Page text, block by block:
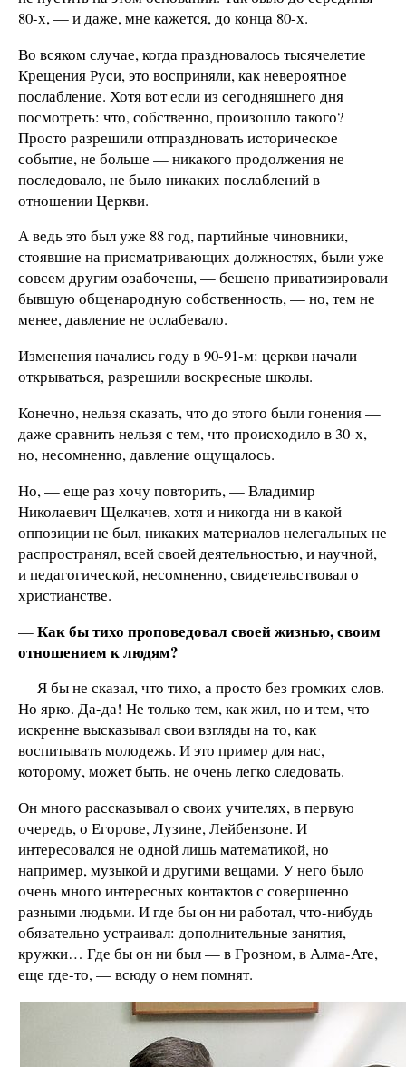
80-х, — и даже, мне кажется, до конца 80-х.
Во всяком случае, когда праздновалось тысячелетие
Крещения Руси, это восприняли, как невероятное
послабление. Хотя вот если из сегодняшнего дня
посмотреть: что, собственно, произошло такого?
Просто разрешили отпраздновать историческое
событие, не больше — никакого продолжения не
последовало, не было никаких послаблений в
отношении Церкви.
А ведь это был уже 88 год, партийные чиновники,
стоявшие на присматривающих должностях, были уже
совсем другим озабочены, — бешено приватизировали
бывшую общенародную собственность, — но, тем не
менее, давление не ослабевало.
Изменения начались году в 90-91-м: церкви начали
открываться, разрешили воскресные школы.
Конечно, нельзя сказать, что до этого были гонения —
даже сравнить нельзя с тем, что происходило в 30-х, —
но, несомненно, давление ощущалось.
Но, — еще раз хочу повторить, — Владимир
Николаевич Щелкачев, хотя и никогда ни в какой
оппозиции не был, никаких материалов нелегальных не
распространял, всей своей деятельностью, и научной,
и педагогической, несомненно, свидетельствовал о
христианстве.
—Как бы тихо проповедовал своей жизнью, своим
отношением к людям?
— Я бы не сказал, что тихо, а просто без громких слов.
Но ярко. Да-да! Не только тем, как жил, но и тем, что
искренне высказывал свои взгляды на то, как
воспитывать молодежь. И это пример для нас,
которому, может быть, не очень легко следовать.
Он много рассказывал о своих учителях, в первую
очередь, о Егорове, Лузине, Лейбензоне. И
интересовался не одной лишь математикой, но
например, музыкой и другими вещами. У него было
очень много интересных контактов с совершенно
разными людьми. И где бы он ни работал, что-нибудь
обязательно устраивал: дополнительные занятия,
кружки… Где бы он ни был — в Грозном, в Алма-Ате,
еще где-то, — всюду о нем помнят.